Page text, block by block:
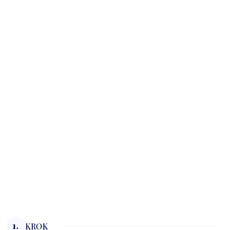
1. KROK